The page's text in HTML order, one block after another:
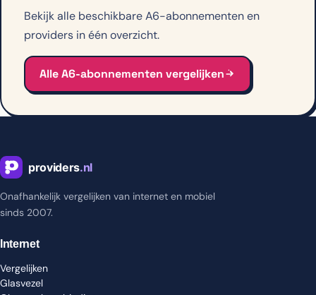
Bekijk alle beschikbare A6-abonnementen en
providers in één overzicht.
Alle A6-abonnementen vergelijken
Onafhankelijk vergelijken van internet en mobiel
sinds 2007.
Internet
Vergelijken
Glasvezel